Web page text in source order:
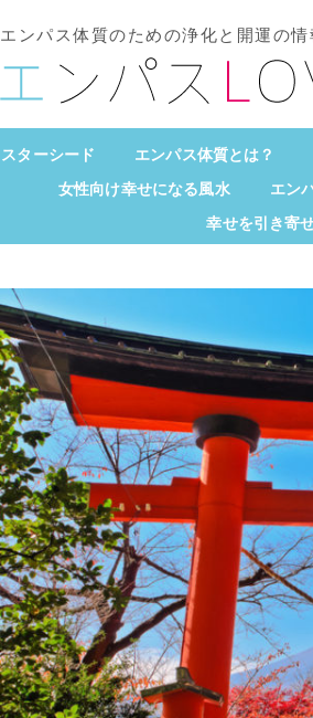
エンパス体質のための浄化と開運の情
スターシード エンパス体質とは？
女性向け幸せになる風水
エン
幸せを引き寄